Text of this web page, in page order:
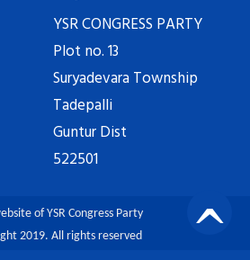
YSR CONGRESS PARTY
Plot no. 13
Suryadevara Township
Tadepalli
Guntur Dist
522501
of YSR Congress Party
2019. All rights reserved